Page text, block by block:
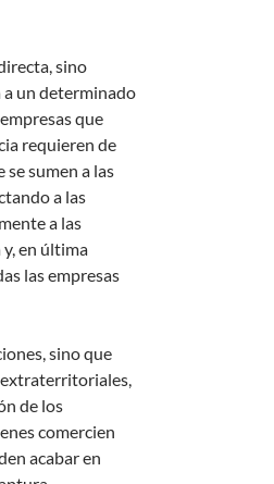
sino
un determinado
que
requieren de
se sumen a las
a las
a las
en última
las empresas
sino que
extraterritoriales,
de los
comercien
acabar en